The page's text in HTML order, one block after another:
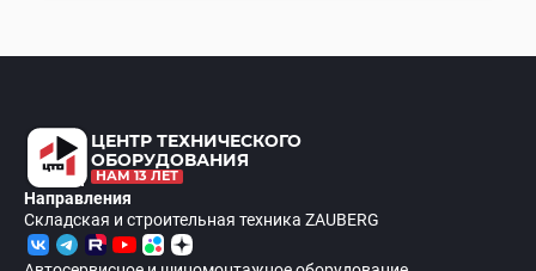
ЦЕНТР ТЕХНИЧЕСКОГО
ОБОРУДОВАНИЯ
НАМ 13 ЛЕТ
Направления
Складская и строительная техника ZAUBERG